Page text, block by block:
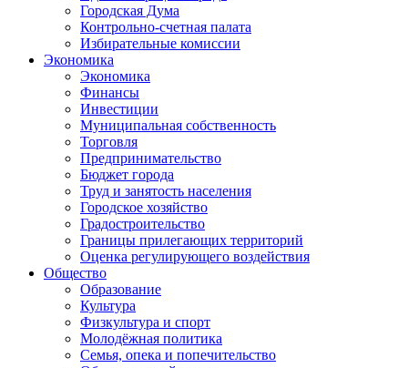
Городская Дума
Контрольно-счетная палата
Избирательные комиссии
Экономика
Экономика
Финансы
Инвестиции
Муниципальная собственность
Торговля
Предпринимательство
Бюджет города
Труд и занятость населения
Городское хозяйство
Градостроительство
Границы прилегающих территорий
Оценка регулирующего воздействия
Общество
Образование
Культура
Физкультура и спорт
Молодёжная политика
Семья, опека и попечительство